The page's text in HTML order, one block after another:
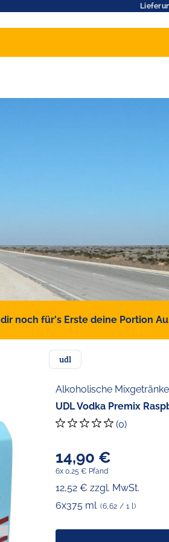
noch für's Erste deine Portion
udl
Alkoholische Mixgetränke
UDL Vodka Premix
(0)
14,90 €
6x 0,25 € Pfand
12,52 € zzgl. MwSt.
6x375 ml (6,62 / 1 l)